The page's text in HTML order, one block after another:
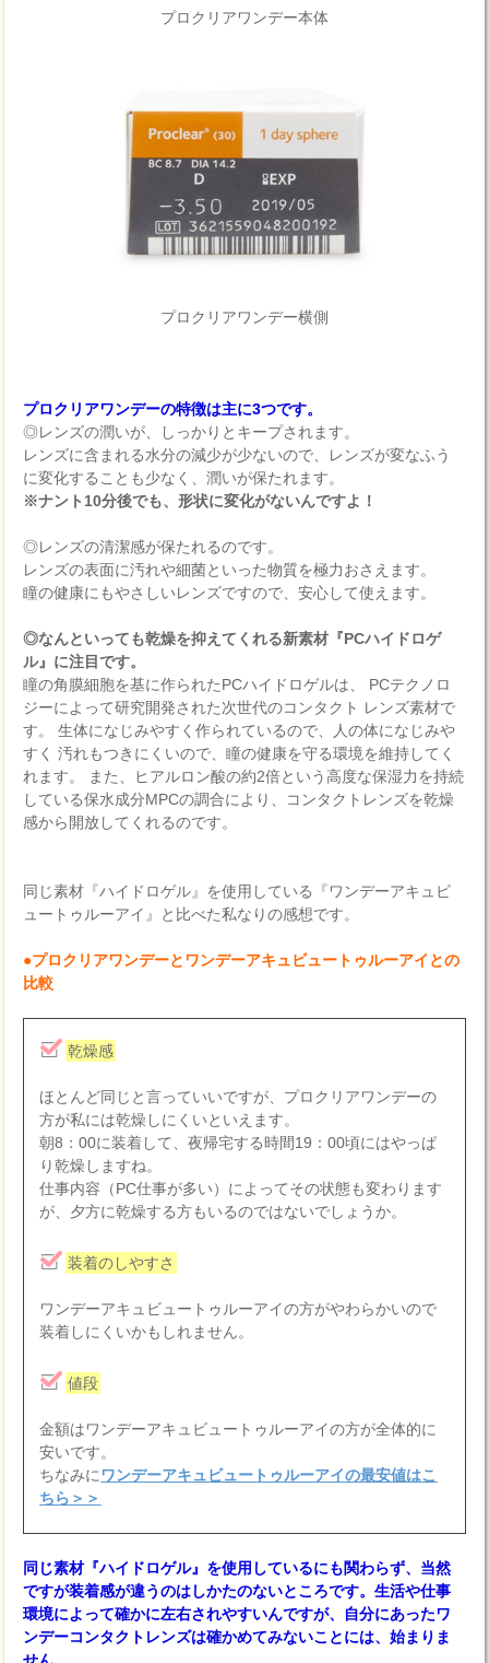
プロクリアワンデー本体
プロクリアワンデー横側
プロクリアワンデーの特徴は主に3つです。
◎レンズの潤いが、しっかりとキープされます。
レンズに含まれる水分の減少が少ないので、レンズが変なふう
に変化することも少なく、潤いが保たれます。
※ナント10分後でも、形状に変化がないんですよ！
◎レンズの清潔感が保たれるのです。
レンズの表面に汚れや細菌といった物質を極力おさえます。
瞳の健康にもやさしいレンズですので、安心して使えます。
◎なんといっても乾燥を抑えてくれる新素材『PCハイドロゲ
ル』に注目です。
瞳の角膜細胞を基に作られたPCハイドロゲルは、 PCテクノロ
ジーによって研究開発された次世代のコンタクト レンズ素材で
す。 生体になじみやすく作られているので、人の体になじみや
すく 汚れもつきにくいので、瞳の健康を守る環境を維持してく
れます。 また、ヒアルロン酸の約2倍という高度な保湿力を持続
している保水成分MPCの調合により、コンタクトレンズを乾燥
感から開放してくれるのです。
同じ素材『ハイドロゲル』を使用している『ワンデーアキュビ
ュートゥルーアイ』と比べた私なりの感想です。
●プロクリアワンデーとワンデーアキュビュートゥルーアイとの
比較
乾燥感
ほとんど同じと言っていいですが、プロクリアワンデーの
方が私には乾燥しにくいといえます。
朝8：00に装着して、夜帰宅する時間19：00頃にはやっぱ
り乾燥しますね。
仕事内容（PC仕事が多い）によってその状態も変わります
が、夕方に乾燥する方もいるのではないでしょうか。
装着のしやすさ
ワンデーアキュビュートゥルーアイの方がやわらかいので
装着しにくいかもしれません。
値段
金額はワンデーアキュビュートゥルーアイの方が全体的に
安いです。
ちなみにワンデーアキュビュートゥルーアイの最安値はこ
ちら＞＞
同じ素材『ハイドロゲル』を使用しているにも関わらず、当然
ですが装着感が違うのはしかたのないところです。生活や仕事
環境によって確かに左右されやすいんですが、自分にあったワ
ンデーコンタクトレンズは確かめてみないことには、始まりま